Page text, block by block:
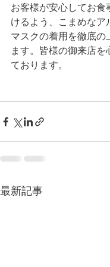
お客様が安心してお食
けるよう、こまめなア
マスクの着用を徹底の
ます。皆様の御来店を
ております。
最新記事